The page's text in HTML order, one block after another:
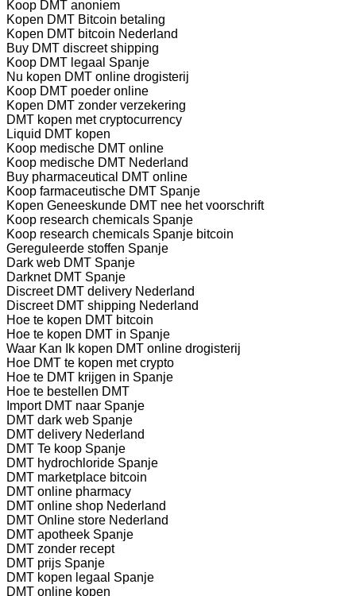
Koop DMT anoniem
Kopen DMT Bitcoin betaling
Kopen DMT bitcoin Nederland
Buy DMT discreet shipping
Koop DMT legaal Spanje
Nu kopen DMT online drogisterij
Koop DMT poeder online
Kopen DMT zonder verzekering
DMT kopen met cryptocurrency
Liquid DMT kopen
Koop medische DMT online
Koop medische DMT Nederland
Buy pharmaceutical DMT online
Koop farmaceutische DMT Spanje
Kopen Geneeskunde DMT nee het voorschrift
Koop research chemicals Spanje
Koop research chemicals Spanje bitcoin
Gereguleerde stoffen Spanje
Dark web DMT Spanje
Darknet DMT Spanje
Discreet DMT delivery Nederland
Discreet DMT shipping Nederland
Hoe te kopen DMT bitcoin
Hoe te kopen DMT in Spanje
Waar Kan Ik kopen DMT online drogisterij
Hoe DMT te kopen met crypto
Hoe te DMT krijgen in Spanje
Hoe te bestellen DMT
Import DMT naar Spanje
DMT dark web Spanje
DMT delivery Nederland
DMT Te koop Spanje
DMT hydrochloride Spanje
DMT marketplace bitcoin
DMT online pharmacy
DMT online shop Nederland
DMT Online store Nederland
DMT apotheek Spanje
DMT zonder recept
DMT prijs Spanje
DMT kopen legaal Spanje
DMT online kopen